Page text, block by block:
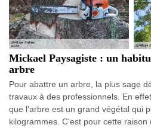
Mickael Paysagiste : un
arbre
Pour abattre un arbre, la plus sage
travaux à des professionnels. En
que l'arbre est un grand végétal qui
kilogrammes. C'est pour cette raison